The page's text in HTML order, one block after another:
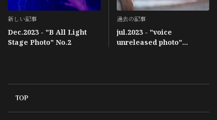
新しい記事
Dec.2023 - "B All Light
Stage Photo" No.2
過去の記事
jul.2023 - "voice
unreleased photo"
TOP